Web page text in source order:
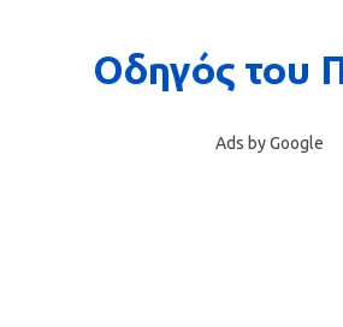
Ads by Google